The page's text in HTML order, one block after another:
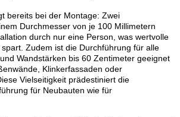
bereits bei der Montage: Zwei
Durchmesser von je 100 Millimetern
durch nur eine Person, was wertvolle
Zudem ist die Durchführung für alle
Wandstärken bis 60 Zentimeter geeignet
Klinkerfassaden oder
Vielseitigkeit prädestiniert die
für Neubauten wie für